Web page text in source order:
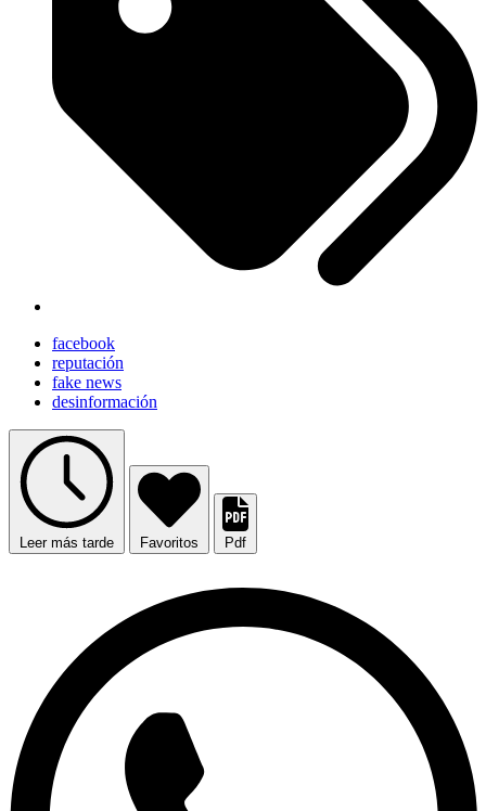
facebook
reputación
fake news
desinformación
Leer más tarde Favoritos Pdf